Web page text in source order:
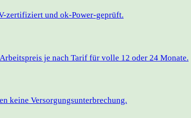
zertifiziert und ok-Power-geprüft.
je nach Tarif für volle 12 oder 24 Monate.
keine Versorgungsunterbrechung.